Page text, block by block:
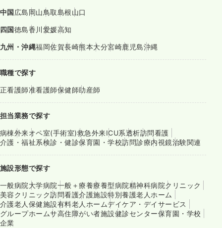
中国広島岡山鳥取島根山口
四国徳島香川愛媛高知
九州・沖縄福岡佐賀長崎熊本大分宮崎鹿児島沖縄
職種で探す
正看護師准看護師保健師助産師
担当業務で探す
病棟外来オペ室(手術室)救急外来ICU系透析訪問看護
介護・福祉系検診・健診保育園・学校訪問診療内視鏡治験関連
施設形態で探す
一般病院大学病院一般＋療養療養型病院精神科病院クリニック
美容クリニック訪問看護介護施設特別養護老人ホーム
介護老人保健施設有料老人ホームデイケア・デイサービス
グループホームサ高住障がい者施設健診センター保育園・学校
企業